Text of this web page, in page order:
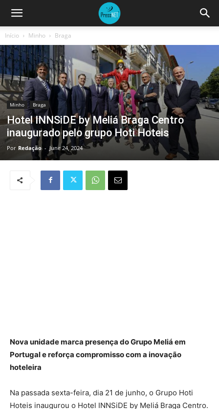
Início Minho Braga
Minho Braga
Hotel INNSiDE by Meliá Braga Centro
inaugurado pelo grupo Hoti Hoteis
Por Redação - June 24, 2024
Nova unidade marca presença do Grupo Meliá em
Portugal e reforça compromisso com a inovação
hoteleira
Na passada sexta-feira, dia 21 de junho, o Grupo Hoti
Hoteis inaugurou o Hotel INNSiDE by Meliá Braga Centro.